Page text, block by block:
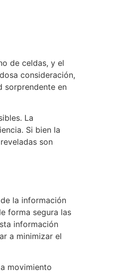
de celdas, y el
consideración,
sorprendente en
La
Si bien la
son
la información
forma segura las
información
a minimizar el
movimiento